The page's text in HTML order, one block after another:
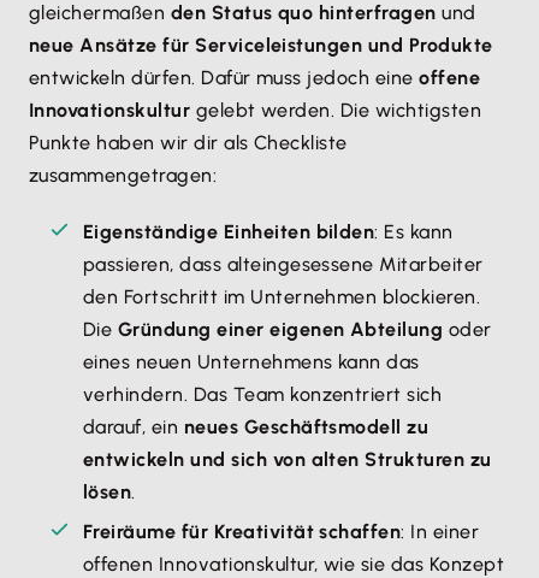
gleichermaßen den Status quo hinterfragen und
neue Ansätze für Serviceleistungen und Produkte
entwickeln dürfen. Dafür muss jedoch eineoffene
Innovationskultur gelebt werden. Die wichtigsten
Punkte haben wir dir als Checkliste
zusammengetragen:
Eigenständige Einheiten bilden: Es kann
passieren, dass alteingesessene Mitarbeiter
den Fortschritt im Unternehmen blockieren.
Die Gründung einer eigenen Abteilung oder
eines neuen Unternehmens kann das
verhindern. Das Team konzentriert sich
darauf, ein neues Geschäftsmodell zu
entwickeln und sich von alten Strukturen zu
lösen.
Freiräume für Kreativität schaffen: In einer
offenen Innovationskultur, wie sie das Konzept